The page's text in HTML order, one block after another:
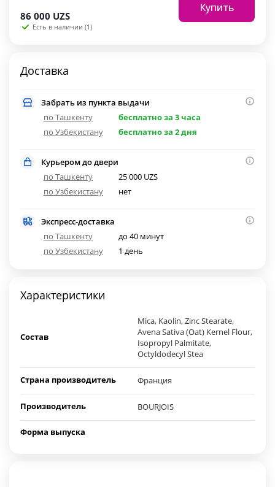
86 000 UZS
Есть в наличии (1)
Купить
Доставка
Забрать из пункта выдачи
по Ташкенту
бесплатно за 3 часа
по Узбекистану
бесплатно за 2 дня
Курьером до двери
по Ташкенту
25 000 UZS
по Узбекистану
нет
Экспресс-доставка
по Ташкенту
до 40 минут
по Узбекистану
1 день
Характеристики
Состав
Mica, Kaolin, Zinc Stearate,
Avena Sativa (Oat) Kernel Flour,
Isopropyl Palmitate,
Octyldodecyl Stea
Страна производитель Франция
Производитель BOURJOIS
Форма выпуска